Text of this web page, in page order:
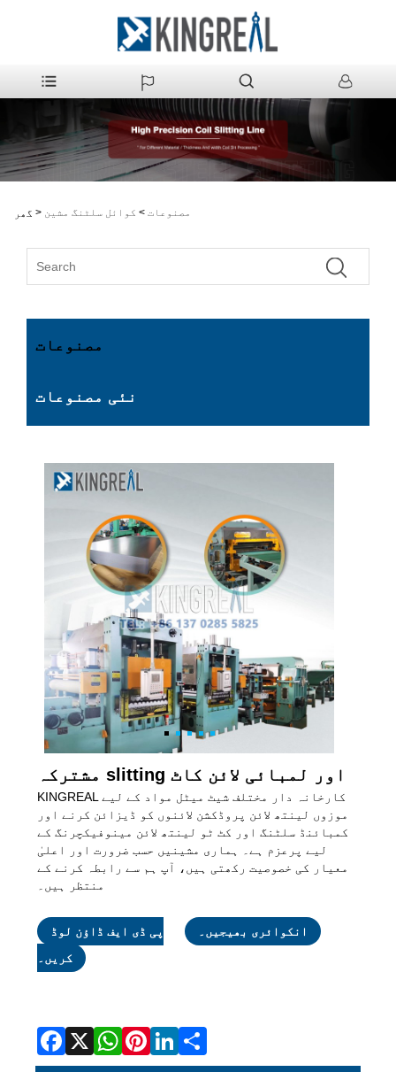
گھر > مصنوعات > کوائل سلٹنگ مشین
مصنوعات
نئی مصنوعات
مشترکہ slitting اور لمبائی لائن کاٹ
KINGREAL کارخانہ دار مختلف شیٹ میٹل مواد کے لیے
موزوں لینتھ لائن پروڈکشن لائنوں کو ڈیزائن کرنے اور
کمبائنڈ سلٹنگ اور کٹ ٹو لینتھ لائن مینوفیکچرنگ کے
لیے پرعزم ہے۔ ہماری مشینیں حسب ضرورت اور اعلیٰ
معیار کی خصوصیت رکھتی ہیں، آپ ہم سے رابطہ کرنے کے
منتظر ہیں۔
انکوائری بھیجیں۔
پی ڈی ایف ڈاؤن لوڈ
کریں۔